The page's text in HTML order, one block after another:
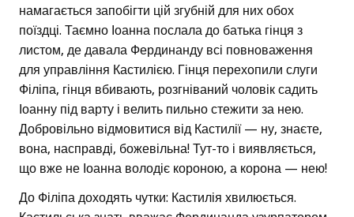
намагається запобігти цій згубній для них обох
поїздці. Таємно Іоанна послала до батька гінця з
листом, де давала Фердинанду всі повноваження
для управління Кастилією. Гінця перехопили слуги
Філіпа, гінця вбивають, розгніваний чоловік садить
Іоанну під варту і велить пильно стежити за нею.
Добровільно відмовитися від Кастилії — ну, знаєте,
вона, насправді, божевільна! Тут-то і виявляється,
що вже не Іоанна володіє короною, а корона — нею!
До Філіпа доходять чутки: Кастилія хвилюється.